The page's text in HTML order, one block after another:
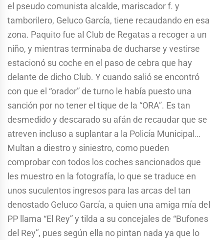
el pseudo comunista alcalde, mariscador f. y
tamborilero, Geluco García, tiene recaudando en esa
zona. Paquito fue al Club de Regatas a recoger a un
niño, y mientras terminaba de ducharse y vestirse
estacionó su coche en el paso de cebra que hay
delante de dicho Club. Y cuando salió se encontró
con que el “orador” de turno le había puesto una
sanción por no tener el tique de la “ORA”. Es tan
desmedido y descarado su afán de recaudar que se
atreven incluso a suplantar a la Policía Municipal…
Multan a diestro y siniestro, como pueden
comprobar con todos los coches sancionados que
les muestro en la fotografía, lo que se traduce en
unos suculentos ingresos para las arcas del tan
denostado Geluco García, a quien una amiga mía del
PP llama “El Rey” y tilda a su concejales de “Bufones
del Rey”, pues según ella no pintan nada ya que lo